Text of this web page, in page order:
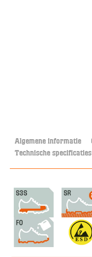
Algemene informatie
Technische specificaties